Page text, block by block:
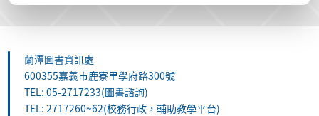
蘭潭圖書資訊處
600355嘉義市鹿寮里學府路300號
TEL: 05-2717233(圖書諮詢)
TEL: 2717260~62(校務行政，輔助教學平台)